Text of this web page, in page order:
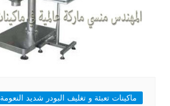
ماكينات تعبئة و تغليف البودر شديد النعومة